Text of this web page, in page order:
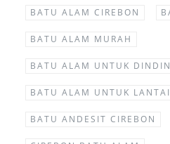
BATU ALAM CIREBON
BATU ALAM MURAH
BATU ALAM UNTUK
BATU ALAM UNTUK LANTAI
BATU ANDESIT CIREBON